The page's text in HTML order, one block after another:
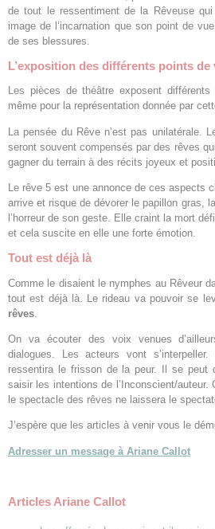
de tout le ressentiment de la Rêveuse
image de l’incarnation que son point de
de ses blessures.
L’exposition des différents points de
Les pièces de théâtre exposent
même pour la représentation donnée par
La pensée du Rêve n’est pas unilatérale.
seront souvent compensés par des rêves
gagner du terrain à des récits joyeux et
Le rêve 5 est une annonce de ces aspects
arrive et risque de dévorer le papillon gras,
l’horreur de son geste. Elle craint la mort
et cela suscite en elle une forte émotion.
Tout est déjà là
Comme le disaient le nymphes au Rêveur
tout est déjà là. Le rideau va pouvoir se
rêves
On va écouter des voix venues
dialogues. Les acteurs vont
ressentira le frisson de la peur. Il se peut
saisir les intentions de l’Inconscient/auteur.
le spectacle des rêves ne laissera le
J’espère que les articles à venir vous le
Adresser un message à Ariane Callot
Articles Ariane Callot